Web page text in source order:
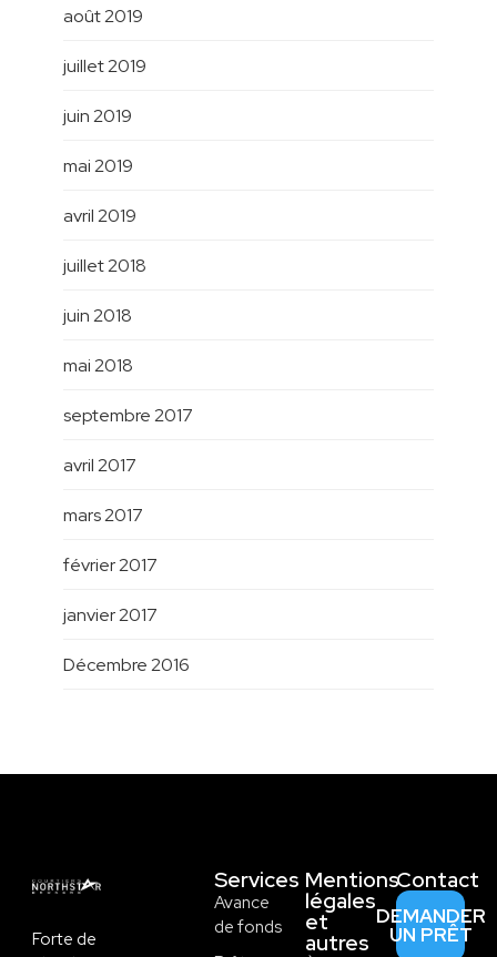
août 2019
juillet 2019
juin 2019
mai 2019
avril 2019
juillet 2018
juin 2018
mai 2018
septembre 2017
avril 2017
mars 2017
février 2017
janvier 2017
Décembre 2016
Forte de
Services
Avance
de fonds
Mentions
légales
et
autres
Contact
DEMANDER
UN PRÊT